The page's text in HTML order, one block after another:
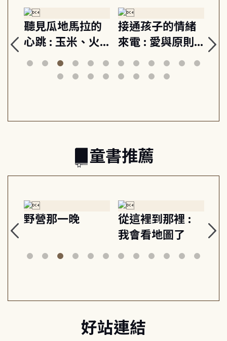
聽見瓜地馬拉的
心跳 : 玉米、火
山與信仰, 外交官
筆下的現代馬雅
接通孩子的情緒
來電 : 愛與原則,
建立教養的安定
節奏 22個行動練
關
童書推薦
野營那一晚
從這裡到那裡 :
我會看地圖了
美
好站連結